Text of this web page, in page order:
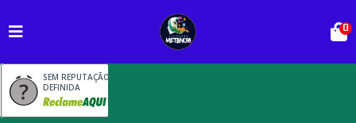
SEM REPUTAÇÃO
DEFINIDA
0